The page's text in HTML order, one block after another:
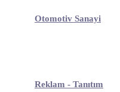
Otomotiv Sanayi
Reklam - Tanıtım